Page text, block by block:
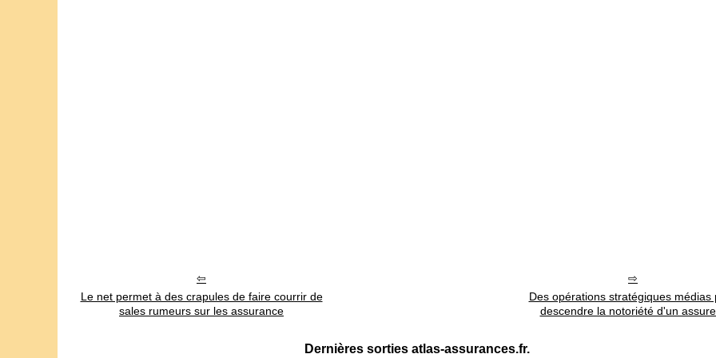
Le net permet à des crapules de faire courrir de
sales rumeurs sur les assurance
Des opérations stratégiques médias
descendre la notoriété d'un
Dernières sorties atlas-assurances.fr.